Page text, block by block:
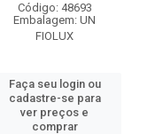
Código: 48693
Embalagem: UN
FIOLUX
Faça seu login ou
cadastre-se para
ver preços e
comprar